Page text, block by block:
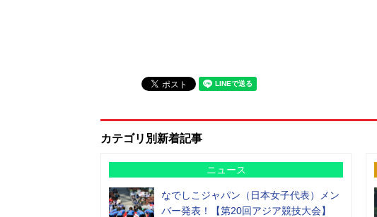
カテゴリ別新着記事
ニュース
なでしこジャパン（日本女子代表）メン
バー発表！【第20回アジア競技大会】